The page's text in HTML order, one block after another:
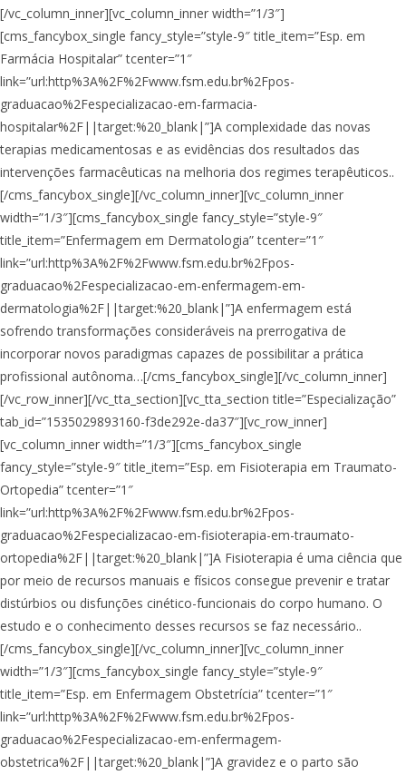
[/vc_column_inner][vc_column_inner width=”1/3″]
[cms_fancybox_single fancy_style=”style-9″ title_item=”Esp. em
Farmácia Hospitalar” tcenter=”1″
link=”url:http%3A%2F%2Fwww.fsm.edu.br%2Fpos-
graduacao%2Fespecializacao-em-farmacia-
hospitalar%2F||target:%20_blank|”]​​A complexidade das novas
terapias medicamentosas e as evidências dos resultados das
intervenções farmacêuticas na melhoria dos regimes terapêuticos..
[/cms_fancybox_single][/vc_column_inner][vc_column_inner
width=”1/3″][cms_fancybox_single fancy_style=”style-9″
title_item=”Enfermagem em Dermatologia” tcenter=”1″
link=”url:http%3A%2F%2Fwww.fsm.edu.br%2Fpos-
graduacao%2Fespecializacao-em-enfermagem-em-
dermatologia%2F||target:%20_blank|”]A enfermagem está
sofrendo transformações consideráveis na prerrogativa de
incorporar novos paradigmas capazes de possibilitar a prática
profissional autônoma…[/cms_fancybox_single][/vc_column_inner]
[/vc_row_inner][/vc_tta_section][vc_tta_section title=”Especialização”
tab_id=”1535029893160-f3de292e-da37″][vc_row_inner]
[vc_column_inner width=”1/3″][cms_fancybox_single
fancy_style=”style-9″ title_item=”Esp. em Fisioterapia em Traumato-
Ortopedia” tcenter=”1″
link=”url:http%3A%2F%2Fwww.fsm.edu.br%2Fpos-
graduacao%2Fespecializacao-em-fisioterapia-em-traumato-
ortopedia%2F||target:%20_blank|”]A Fisioterapia é uma ciência que
por meio de recursos manuais e físicos consegue prevenir e tratar
distúrbios ou disfunções cinético-funcionais do corpo humano. O
estudo e o conhecimento desses recursos se faz necessário..
[/cms_fancybox_single][/vc_column_inner][vc_column_inner
width=”1/3″][cms_fancybox_single fancy_style=”style-9″
title_item=”Esp. em Enfermagem Obstetrícia” tcenter=”1″
link=”url:http%3A%2F%2Fwww.fsm.edu.br%2Fpos-
graduacao%2Fespecializacao-em-enfermagem-
obstetrica%2F||target:%20_blank|”]A gravidez e o parto são